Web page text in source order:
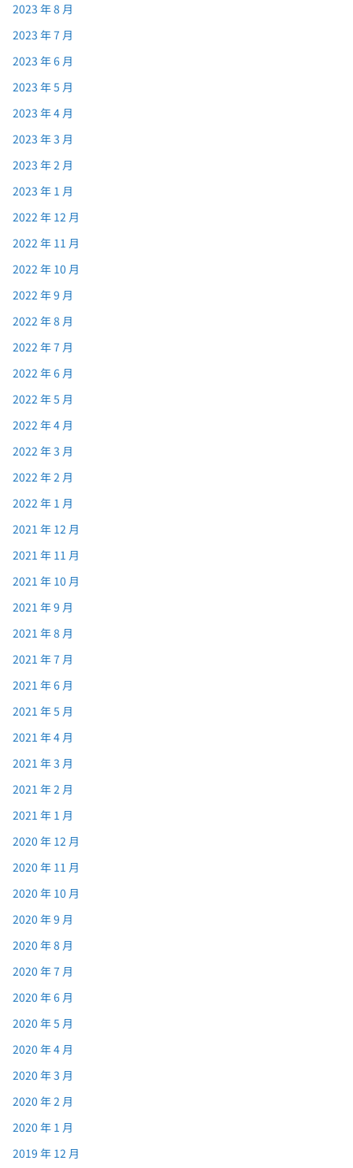
2023 年 8 月
2023 年 7 月
2023 年 6 月
2023 年 5 月
2023 年 4 月
2023 年 3 月
2023 年 2 月
2023 年 1 月
2022 年 12 月
2022 年 11 月
2022 年 10 月
2022 年 9 月
2022 年 8 月
2022 年 7 月
2022 年 6 月
2022 年 5 月
2022 年 4 月
2022 年 3 月
2022 年 2 月
2022 年 1 月
2021 年 12 月
2021 年 11 月
2021 年 10 月
2021 年 9 月
2021 年 8 月
2021 年 7 月
2021 年 6 月
2021 年 5 月
2021 年 4 月
2021 年 3 月
2021 年 2 月
2021 年 1 月
2020 年 12 月
2020 年 11 月
2020 年 10 月
2020 年 9 月
2020 年 8 月
2020 年 7 月
2020 年 6 月
2020 年 5 月
2020 年 4 月
2020 年 3 月
2020 年 2 月
2020 年 1 月
2019 年 12 月